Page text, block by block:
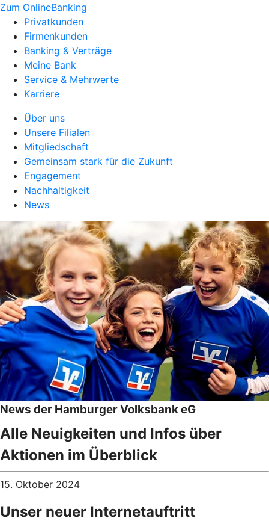
Zum OnlineBanking
Privatkunden
Firmenkunden
Banking & Verträge
Meine Bank
Service & Mehrwerte
Karriere
Über uns
Unsere Filialen
Mitgliedschaft
Gemeinsam stark für die Zukunft
Engagement
Nachhaltigkeit
News
News der Hamburger Volksbank eG
Alle Neuigkeiten und Infos über
Aktionen im Überblick
15. Oktober 2024
Unser neuer Internetauftritt